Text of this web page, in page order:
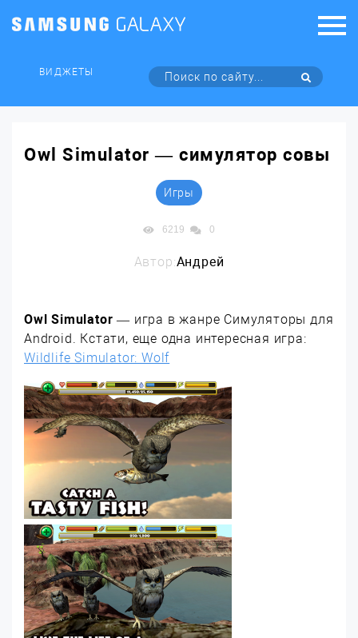
ВИДЖЕТЫ
Owl Simulator — симулятор совы
Игры
6219 0
Автор:Андрей
Owl Simulator— игра в жанре Симуляторы для
Android. Кстати, еще одна интересная игра:
Wildlife Simulator: Wolf